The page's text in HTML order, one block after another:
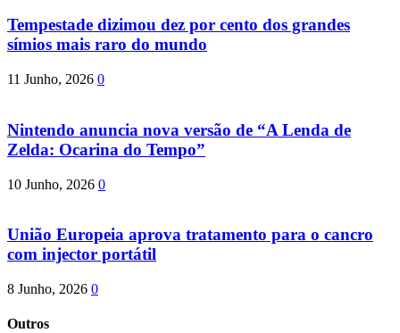
Tempestade dizimou dez por cento dos grandes
símios mais raro do mundo
11 Junho, 2026 0
Nintendo anuncia nova versão de “A Lenda de
Zelda: Ocarina do Tempo”
10 Junho, 2026 0
União Europeia aprova tratamento para o cancro
com injector portátil
8 Junho, 2026 0
Outros